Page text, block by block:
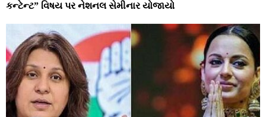
કન્ટેન્ટ” વિષય પર નેશનલ સેમીનાર યોજાયો